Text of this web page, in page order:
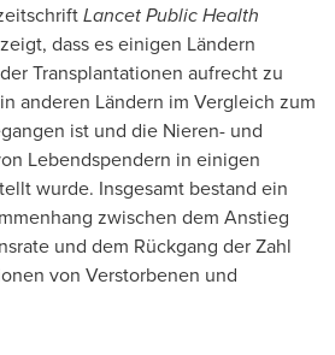
Lancet Public Health
dass es einigen Ländern
Transplantationen aufrecht zu
anderen Ländern im Vergleich zum
ist und die Nieren- und
Lebendspendern in einigen
wurde. Insgesamt bestand ein
zwischen dem Anstieg
und dem Rückgang der Zahl
von Verstorbenen und